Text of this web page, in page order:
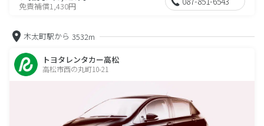
免責補償1,430円
木太町駅から 3532m
トヨタレンタカー高松
高松市西の丸町10-21